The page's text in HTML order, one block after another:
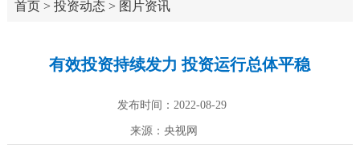
首页> 投资动态> 图片资讯
有效投资持续发力 投资运行总体平稳
发布时间：2022-08-29
来源：央视网